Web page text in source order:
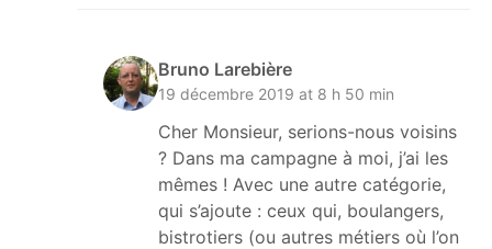
Bruno Larebière
19 décembre 2019 at 8 h 50 min
Cher Monsieur, serions-nous voisins
? Dans ma campagne à moi, j’ai les
mêmes ! Avec une autre catégorie,
qui s’ajoute : ceux qui, boulangers,
bistrotiers (ou autres métiers où l’on